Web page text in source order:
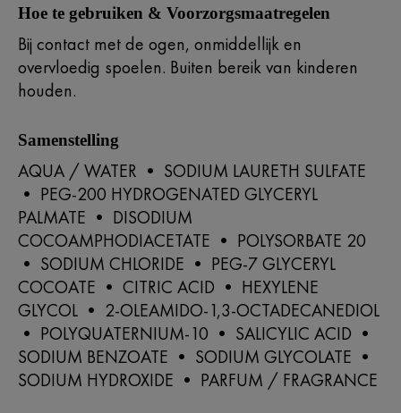
Hoe te gebruiken & Voorzorgsmaatregelen
Bij contact met de ogen, onmiddellijk en
overvloedig spoelen. Buiten bereik van kinderen
houden.
Samenstelling
AQUA / WATER • SODIUM LAURETH SULFATE
• PEG-200 HYDROGENATED GLYCERYL
PALMATE • DISODIUM
COCOAMPHODIACETATE • POLYSORBATE 20
• SODIUM CHLORIDE • PEG-7 GLYCERYL
COCOATE • CITRIC ACID • HEXYLENE
GLYCOL • 2-OLEAMIDO-1,3-OCTADECANEDIOL
• POLYQUATERNIUM-10 • SALICYLIC ACID •
SODIUM BENZOATE • SODIUM GLYCOLATE •
SODIUM HYDROXIDE • PARFUM / FRAGRANCE